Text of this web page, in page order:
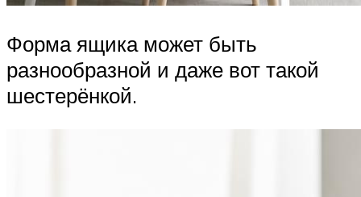
Форма ящика может быть
разнообразной и даже вот такой
шестерёнкой.